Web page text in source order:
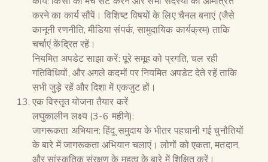
करने का कार्य सौंपें। विशिष्ट विषयों के लिए चैनल बनाएं (जैसे
कानूनी रणनीति, मीडिया संपर्क, सामुदायिक कार्यक्रम) ताकि
चर्चाएं केंद्रित रहें।
नियमित अपडेट साझा करें: पूरे समूह को प्रगति, चल रही
गतिविधियों, और अगले कदमों पर नियमित अपडेट देते रहें ताकि
सभी जुड़े रहें और दिशा में एकजुट हों।
एक विस्तृत योजना तैयार करें
लघुकालीन लक्ष्य (3-6 महीने):
जागरूकता अभियान: हिंदू समुदाय के भीतर पहचानी गई चुनौतियों
के बारे में जागरूकता अभियान चलाएं। लोगों को एकता, मतदान,